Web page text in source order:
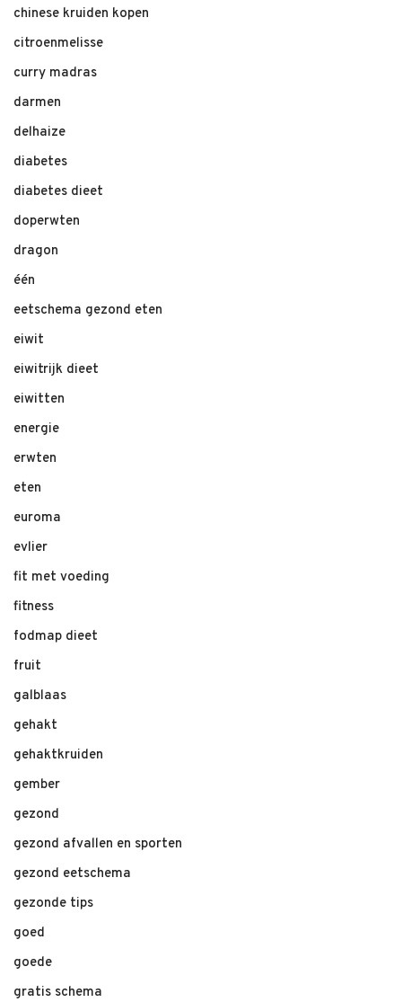
chinese kruiden kopen
citroenmelisse
curry madras
darmen
delhaize
diabetes
diabetes dieet
doperwten
dragon
één
eetschema gezond eten
eiwit
eiwitrijk dieet
eiwitten
energie
erwten
eten
euroma
evlier
fit met voeding
fitness
fodmap dieet
fruit
galblaas
gehakt
gehaktkruiden
gember
gezond
gezond afvallen en sporten
gezond eetschema
gezonde tips
goed
goede
gratis schema